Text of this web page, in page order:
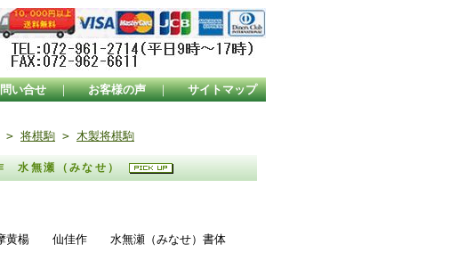
い合せ ｜ お客様の声 ｜ サイトマップ
> 将棋駒 > 木製将棋駒
無瀬（みなせ）
作 水無瀬（みなせ）書体